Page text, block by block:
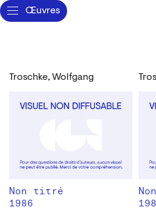
Œuvres
Troschke, Wolfgang
Non titré
1986